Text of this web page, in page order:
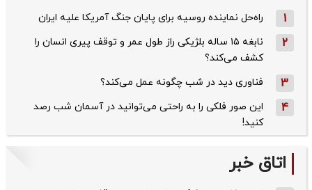
1 راه‌حل نماینده روسیه برای پایان جنگ آمریکا علیه ایران
2
نابغه ۱۵ ساله بلژیکی راز طول عمر و توقف پیری انسان را
کشف می‌کند؟
3 فناوری دید در شب چگونه عمل می‌کند؟
4
این صور فلکی را به راحتی می‌توانید در آسمان شب رصد
کنید!
اتاق خبر